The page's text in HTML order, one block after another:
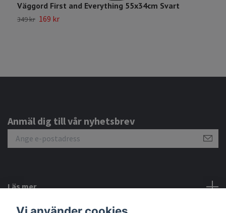
Väggord First and Everything 55x34cm Svart
349 kr 169 kr
Anmäl dig till vår nyhetsbrev
Läs mer